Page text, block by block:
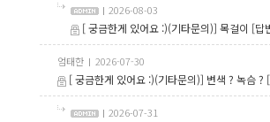
2026-08-03
[ 궁금한게 있어요 :)(기타문의)] 목걸이 [답
엄태한 2026-07-30
[ 궁금한게 있어요 :)(기타문의)] 변색 ? 녹슴 ?
2026-07-31